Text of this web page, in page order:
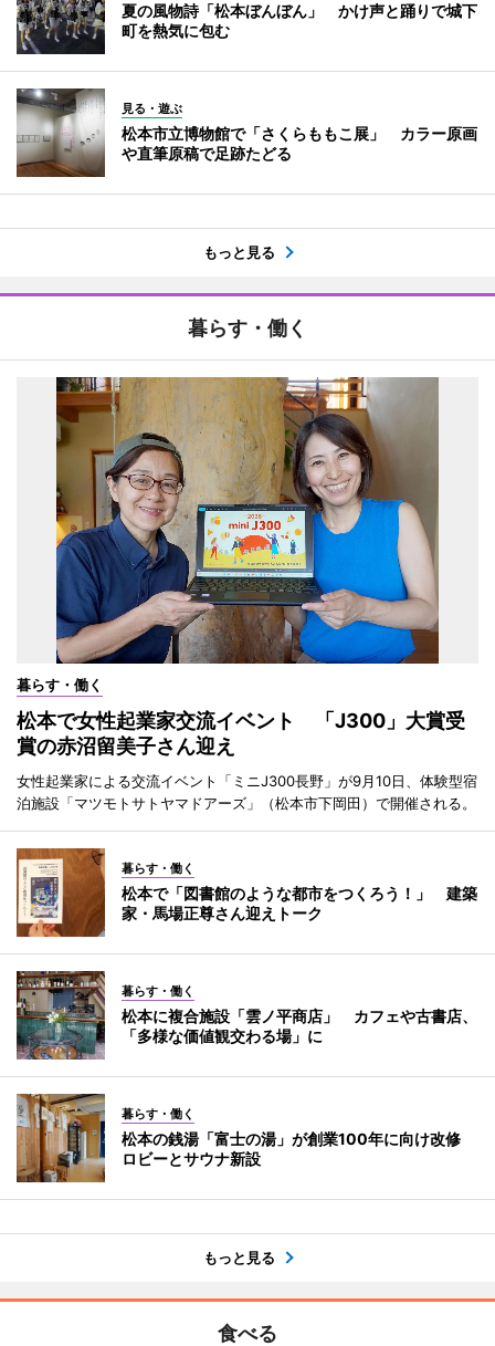
夏の風物詩「松本ぼんぼん」 かけ声と踊りで城下
町を熱気に包む
見る・遊ぶ
松本市立博物館で「さくらももこ展」 カラー原画
や直筆原稿で足跡たどる
もっと見る
暮らす・働く
暮らす・働く
松本で女性起業家交流イベント 「J300」大賞受
賞の赤沼留美子さん迎え
女性起業家による交流イベント「ミニJ300長野」が9月10日、体験型宿
泊施設「マツモトサトヤマドアーズ」（松本市下岡田）で開催される。
暮らす・働く
松本で「図書館のような都市をつくろう！」 建築
家・馬場正尊さん迎えトーク
暮らす・働く
松本に複合施設「雲ノ平商店」 カフェや古書店、
「多様な価値観交わる場」に
暮らす・働く
松本の銭湯「富士の湯」が創業100年に向け改修
ロビーとサウナ新設
もっと見る
食べる